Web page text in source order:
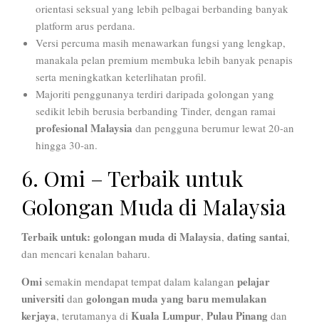
orientasi seksual yang lebih pelbagai berbanding banyak
platform arus perdana.
Versi percuma masih menawarkan fungsi yang lengkap,
manakala pelan premium membuka lebih banyak penapis
serta meningkatkan keterlihatan profil.
Majoriti penggunanya terdiri daripada golongan yang
sedikit lebih berusia berbanding Tinder, dengan ramai
profesional Malaysia dan pengguna berumur lewat 20-an
hingga 30-an.
6. Omi – Terbaik untuk
Golongan Muda di Malaysia
Terbaik untuk: golongan muda di Malaysia, dating santai,
dan mencari kenalan baharu.
Omi semakin mendapat tempat dalam kalangan pelajar
universiti dan golongan muda yang baru memulakan
kerjaya, terutamanya di Kuala Lumpur, Pulau Pinang dan